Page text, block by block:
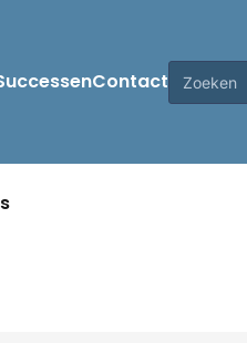
Contact